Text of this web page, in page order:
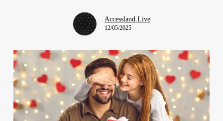
Accessland.Live
12/05/2025